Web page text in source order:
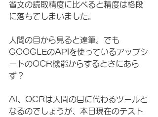
省文の読取精度に比べると精度は格段
に落ちてしまいました。
人間の目から見ると達筆。でも
GOOGLEのAPIを使っているアップシ
ートのOCR機能からするとさにあら
ず？
AI、OCRは人間の目に代わるツールと
なるのでしょうが、本日現在のテスト